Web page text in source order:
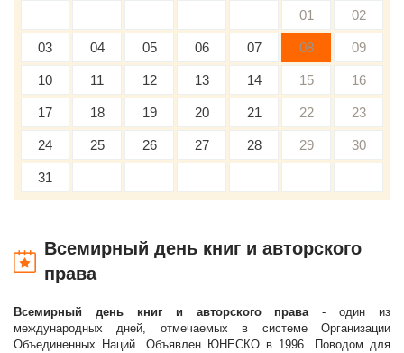
01 02
03 04 05 06 07 08 09
10 11 12 13 14 15 16
17 18 19 20 21 22 23
24 25 26 27 28 29 30
31
Всемирный день книг и авторского
права
Всемирный день книг и авторского права- один из
международных дней, отмечаемых в системе Организации
Объединенных Наций. Объявлен ЮНЕСКО в 1996. Поводом для